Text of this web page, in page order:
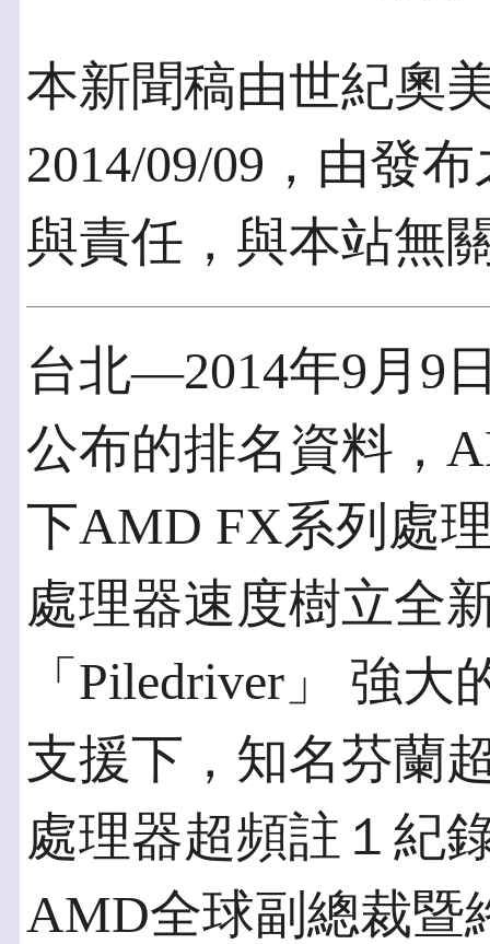
本新聞稿由世紀奧
2014/09/09，由發
與責任，與本站無
台北—2014年9月9
公布的排名資料，
下AMD FX系列處
處理器速度樹立全
「Piledriver」 強
支援下，知名芬蘭
處理器超頻註１紀
AMD全球副總裁暨